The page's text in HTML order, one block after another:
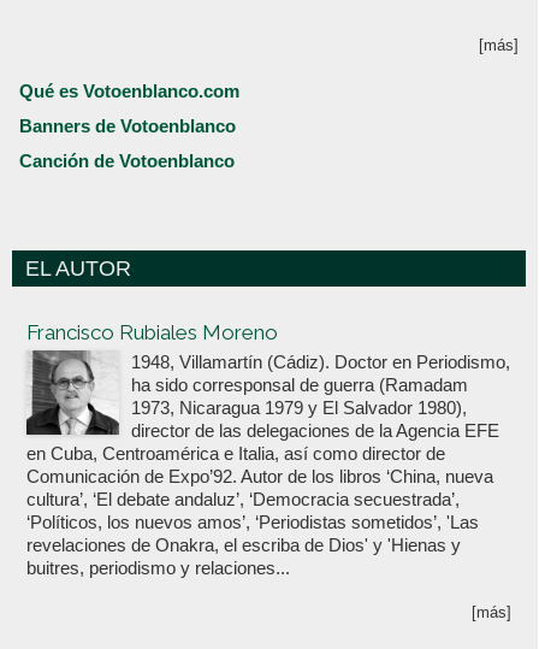
[más]
Qué es Votoenblanco.com
Banners de Votoenblanco
Canción de Votoenblanco
EL AUTOR
Francisco Rubiales Moreno
1948, Villamartín (Cádiz). Doctor en Periodismo,
ha sido corresponsal de guerra (Ramadam
1973, Nicaragua 1979 y El Salvador 1980),
director de las delegaciones de la Agencia EFE
en Cuba, Centroamérica e Italia, así como director de
Comunicación de Expo’92. Autor de los libros ‘China, nueva
cultura’, ‘El debate andaluz’, ‘Democracia secuestrada’,
‘Políticos, los nuevos amos’, ‘Periodistas sometidos’, 'Las
revelaciones de Onakra, el escriba de Dios' y 'Hienas y
buitres, periodismo y relaciones...
[más]